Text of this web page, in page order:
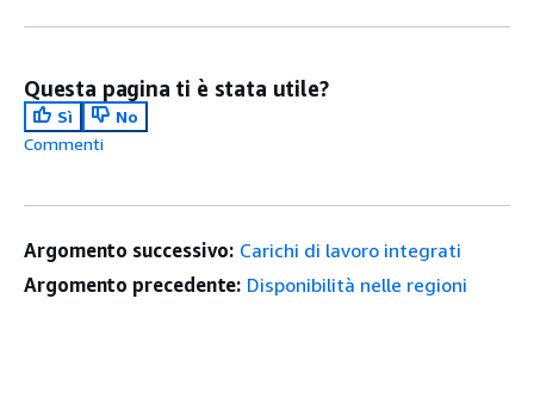
Questa pagina ti è stata utile?
Sì
No
Commenti
Argomento successivo: Carichi di lavoro integrati
Argomento precedente: Disponibilità nelle regioni